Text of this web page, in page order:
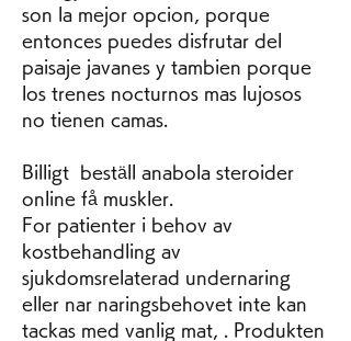
son la mejor opcion, porque
entonces puedes disfrutar del
paisaje javanes y tambien porque
los trenes nocturnos mas lujosos
no tienen camas.
Billigt  beställ anabola steroider
online få muskler.
For patienter i behov av
kostbehandling av
sjukdomsrelaterad undernaring
eller nar naringsbehovet inte kan
tackas med vanlig mat, . Produkten